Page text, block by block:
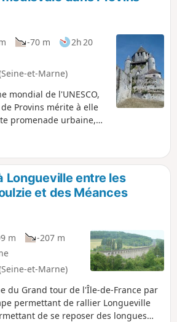
-70 m
2h 20
et-Marne)
mondial de l'UNESCO,
Provins mérite à elle
promenade urbaine,
sites et monuments
église romane et
couvent, ... et la
conçu par la
du Pays du
FFRP.
Longueville entre les
et des Méances
m
-207 m
et-Marne)
du Grand tour de l'Île-de-France par
permettant de rallier Longueville
de se reposer des longues